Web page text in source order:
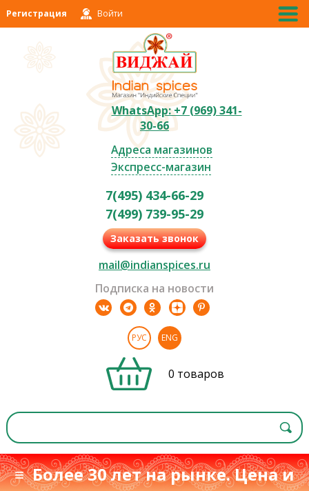
Регистрация Войти
WhatsApp: +7 (969) 341-
30-66
Адреса магазинов
Экспресс-магазин
7(495) 434-66-29
7(499) 739-95-29
Заказать звонок
mail@indianspices.ru
Подписка на новости
РУС ENG
0 товаров
≡ Более 30 лет на рынке. Цена и